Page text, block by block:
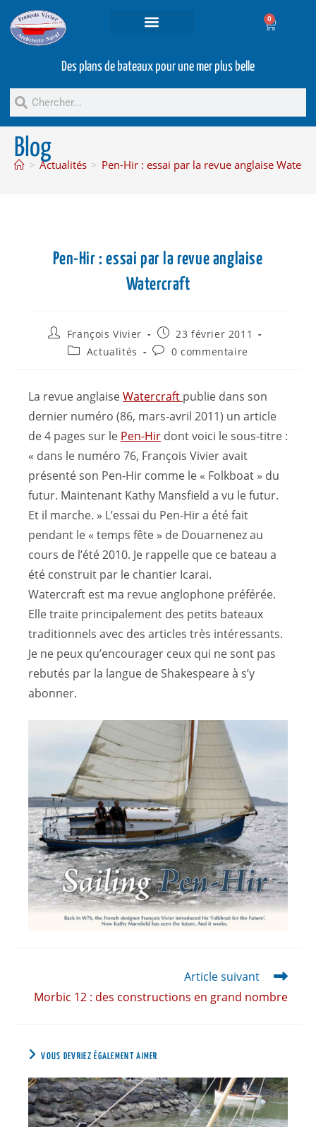
0
Des plans de bateaux pour une mer plus belle
Blog
> Actualités > Pen-Hir : essai par la revue anglaise
Pen-Hir : essai par la revue anglaise
Watercraft
François Vivier
23 février 2011
Actualités
0 commentaire
La revue anglaiseWatercraft publie dans son
dernier numéro (86, mars-avril 2011) un article
de 4 pages sur le Pen-Hir dont voici le sous-titre :
« dans le numéro 76, François Vivier avait
présenté son Pen-Hir comme le « Folkboat » du
futur. Maintenant Kathy Mansfield a vu le futur.
Et il marche. » L’essai du Pen-Hir a été fait
pendant le « temps fête » de Douarnenez au
cours de l’été 2010. Je rappelle que ce bateau a
été construit par le chantier Icarai.
Watercraft est ma revue anglophone préférée.
Elle traite principalement des petits bateaux
traditionnels avec des articles très intéressants.
Je ne peux qu’encourager ceux qui ne sont pas
rebutés par la langue de Shakespeare à s’y
abonner.
Article suivant
Morbic 12 : des constructions en grand nombre
VOUS DEVRIEZ ÉGALEMENT AIMER